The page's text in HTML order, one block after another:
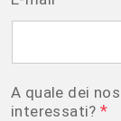
A quale dei
interessati? *